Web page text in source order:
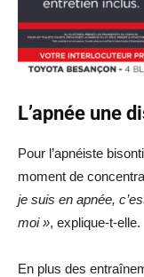
L’apnée une
Pour l’apnéiste
moment de
je suis en apnée,
moi », explique-t-elle.
En plus des